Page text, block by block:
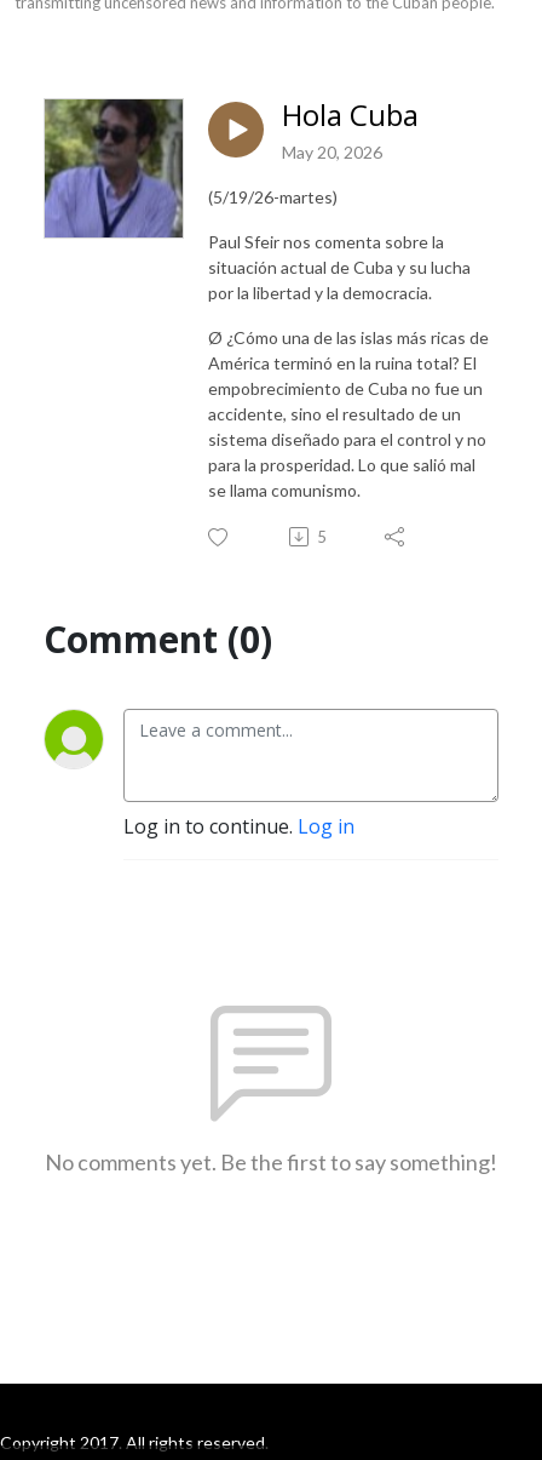
Hola Cuba
May 20, 2026
(5/19/26-martes)
Paul Sfeir nos comenta sobre la
situación actual de Cuba y su lucha
por la libertad y la democracia.
Ø ¿Cómo una de las islas más ricas de
América terminó en la ruina total? El
empobrecimiento de Cuba no fue un
accidente, sino el resultado de un
sistema diseñado para el control y no
para la prosperidad. Lo que salió mal
se llama comunismo.
5
Comment (0)
Log in to continue. Log in
No comments yet. Be the first to say something!
Copyright 2017. All rights reserved.